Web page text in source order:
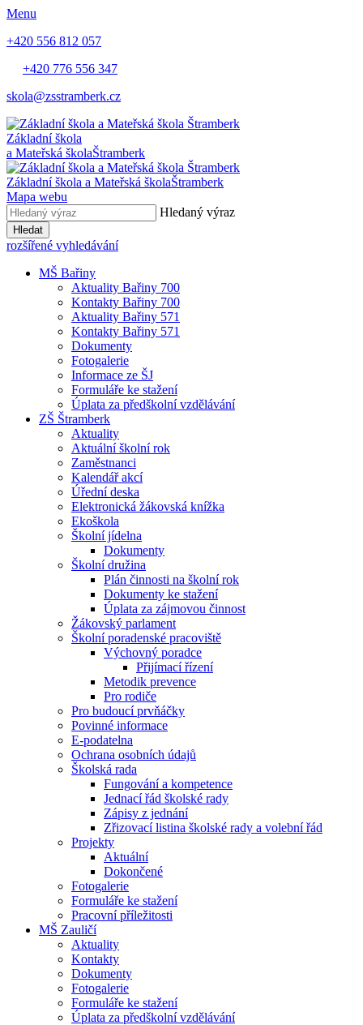
Menu
+420 556 812 057
+420 776 556 347
skola@zsstramberk.cz
Základní škola
a Mateřská školaŠtramberk
Základní škola a Mateřská školaŠtramberk
Mapa webu
Hledaný výraz
Hledat
rozšířené vyhledávání
MŠ Bařiny
Aktuality Bařiny 700
Kontakty Bařiny 700
Aktuality Bařiny 571
Kontakty Bařiny 571
Dokumenty
Fotogalerie
Informace ze ŠJ
Formuláře ke stažení
Úplata za předškolní vzdělávání
ZŠ Štramberk
Aktuality
Aktuální školní rok
Zaměstnanci
Kalendář akcí
Úřední deska
Elektronická žákovská knížka
Ekoškola
Školní jídelna
Dokumenty
Školní družina
Plán činnosti na školní rok
Dokumenty ke stažení
Úplata za zájmovou činnost
Žákovský parlament
Školní poradenské pracoviště
Výchovný poradce
Přijímací řízení
Metodik prevence
Pro rodiče
Pro budoucí prvňáčky
Povinné informace
E-podatelna
Ochrana osobních údajů
Školská rada
Fungování a kompetence
Jednací řád školské rady
Zápisy z jednání
Zřizovací listina školské rady a volební řád
Projekty
Aktuální
Dokončené
Fotogalerie
Formuláře ke stažení
Pracovní příležitosti
MŠ Zauličí
Aktuality
Kontakty
Dokumenty
Fotogalerie
Formuláře ke stažení
Úplata za předškolní vzdělávání